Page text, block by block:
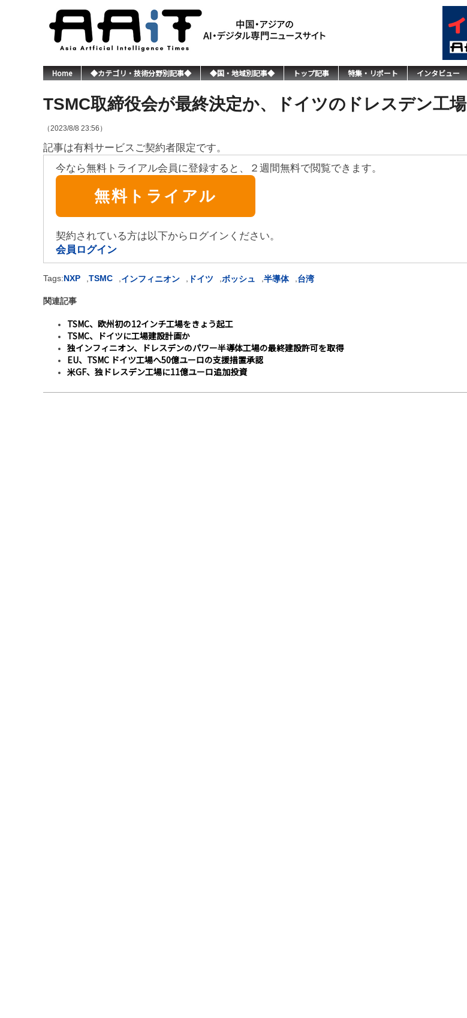
Home ◆カテゴリ・技術分野別記事◆ ◆国・地域別記事◆ トップ記事 特集・リポート インタビュー
TSMC取締役会が最終決定か、ドイツのドレスデン工場
（2023/8/8 23:56）
記事は有料サービスご契約者限定です。
今なら無料トライアル会員に登録すると、２週間無料で閲覧できます。
無料トライアル
契約されている方は以下からログインください。
会員ログイン
Tags:NXP TSMC インフィニオン ドイツ ボッシュ 半導体 台湾
関連記事
TSMC、欧州初の12インチ工場をきょう起工
TSMC、ドイツに工場建設計画か
独インフィニオン、ドレスデンのパワー半導体工場の最終建設許可を取得
EU、TSMC ドイツ工場へ50億ユーロの支援措置承認
米GF、独ドレスデン工場に11億ユーロ追加投資